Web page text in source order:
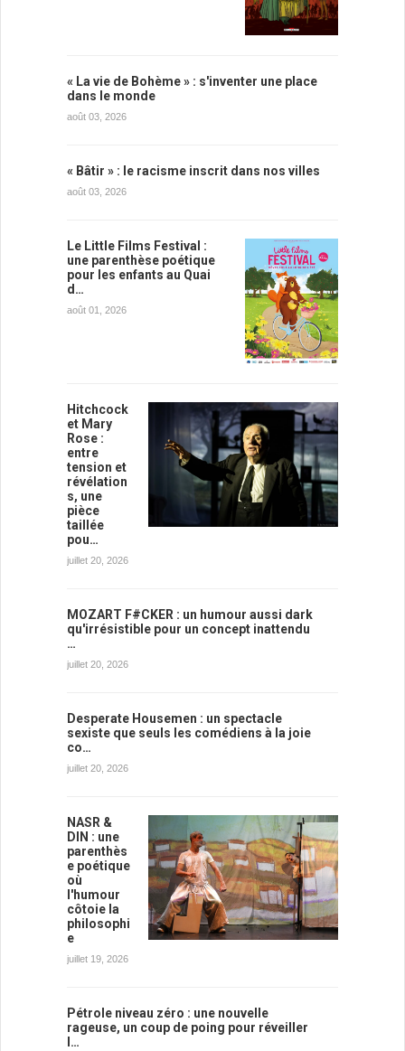
« La vie de Bohème » : s'inventer une place
dans le monde
août 03, 2026
« Bâtir » : le racisme inscrit dans nos villes
août 03, 2026
Le Little Films Festival :
une parenthèse poétique
pour les enfants au Quai
d…
août 01, 2026
Hitchcock
et Mary
Rose :
entre
tension et
révélation
s, une
pièce
taillée
pou…
juillet 20, 2026
MOZART F#CKER : un humour aussi dark
qu'irrésistible pour un concept inattendu
…
juillet 20, 2026
Desperate Housemen : un spectacle
sexiste que seuls les comédiens à la joie
co…
juillet 20, 2026
NASR &
DIN : une
parenthès
e poétique
où
l'humour
côtoie la
philosophi
e
juillet 19, 2026
Pétrole niveau zéro : une nouvelle
rageuse, un coup de poing pour réveiller
l…